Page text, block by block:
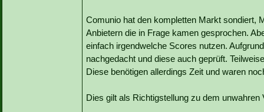
Comunio hat den kompletten Markt sondiert,
Anbietern die in Frage kamen gesprochen.
einfach irgendwelche Scores nutzen.
nachgedacht und diese auch geprüft.
Diese benötigen allerdings Zeit und waren
Dies gilt als Richtigstellung zu dem unwahren